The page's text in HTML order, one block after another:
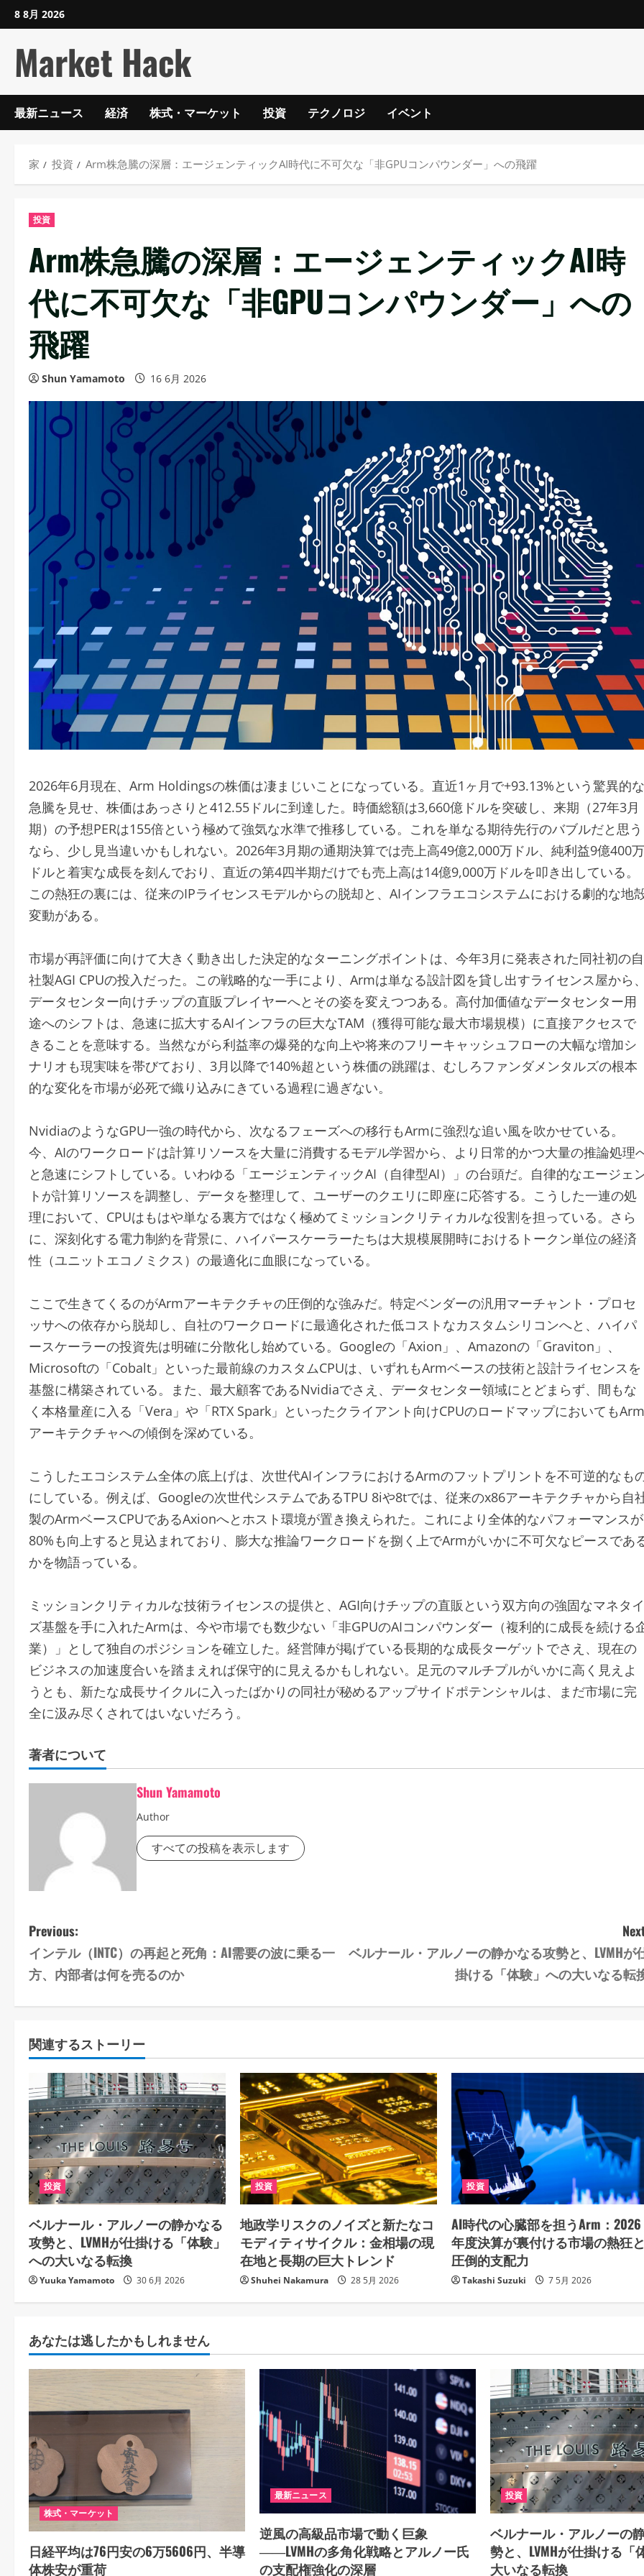
ン
8 8月 2026
Market Hack
最新ニュース 経済 株式・マーケット 投資 テクノロジ イベント
家 投資 Arm株急騰の深層：エージェンティックAI時代に不可欠な「非GPUコンパウンダー」への飛躍
投資
Arm株急騰の深層：エージェンティックAI時
代に不可欠な「非GPUコンパウンダー」への
飛躍
Shun Yamamoto 16 6月 2026
2026年6月現在、Arm Holdingsの株価は凄まじいことになっている。直近1ヶ月で+93.13%という驚異的な
急騰を見せ、株価はあっさりと412.55ドルに到達した。時価総額は3,660億ドルを突破し、来期（27年3月
期）の予想PERは155倍という極めて強気な水準で推移している。これを単なる期待先行のバブルだと思う
なら、少し見当違いかもしれない。2026年3月期の通期決算では売上高49億2,000万ドル、純利益9億400万
ドルと着実な成長を刻んでおり、直近の第4四半期だけでも売上高は14億9,000万ドルを叩き出している。
この熱狂の裏には、従来のIPライセンスモデルからの脱却と、AIインフラエコシステムにおける劇的な地
変動がある。
市場が再評価に向けて大きく動き出した決定的なターニングポイントは、今年3月に発表された同社初の自
社製AGI CPUの投入だった。この戦略的な一手により、Armは単なる設計図を貸し出すライセンス屋から
データセンター向けチップの直販プレイヤーへとその姿を変えつつある。高付加価値なデータセンター用
途へのシフトは、急速に拡大するAIインフラの巨大なTAM（獲得可能な最大市場規模）に直接アクセスで
きることを意味する。当然ながら利益率の爆発的な向上や将来のフリーキャッシュフローの大幅な増加シ
ナリオも現実味を帯びており、3月以降で140%超という株価の跳躍は、むしろファンダメンタルズの根本
的な変化を市場が必死で織り込みにきている過程に過ぎない。
NvidiaのようなGPU一強の時代から、次なるフェーズへの移行もArmに強烈な追い風を吹かせている。
今、AIのワークロードは計算リソースを大量に消費するモデル学習から、より日常的かつ大量の推論処理
と急速にシフトしている。いわゆる「エージェンティックAI（自律型AI）」の台頭だ。自律的なエージェ
トが計算リソースを調整し、データを整理して、ユーザーのクエリに即座に応答する。こうした一連の処
理において、CPUはもはや単なる裏方ではなく極めてミッションクリティカルな役割を担っている。さら
に、深刻化する電力制約を背景に、ハイパースケーラーたちは大規模展開時におけるトークン単位の経済
性（ユニットエコノミクス）の最適化に血眼になっている。
ここで生きてくるのがArmアーキテクチャの圧倒的な強みだ。特定ベンダーの汎用マーチャント・プロセ
ッサへの依存から脱却し、自社のワークロードに最適化された低コストなカスタムシリコンへと、ハイパ
ースケーラーの投資先は明確に分散化し始めている。Googleの「Axion」、Amazonの「Graviton」、
Microsoftの「Cobalt」といった最前線のカスタムCPUは、いずれもArmベースの技術と設計ライセンスを
基盤に構築されている。また、最大顧客であるNvidiaでさえ、データセンター領域にとどまらず、間もな
く本格量産に入る「Vera」や「RTX Spark」といったクライアント向けCPUのロードマップにおいてもArm
アーキテクチャへの傾倒を深めている。
こうしたエコシステム全体の底上げは、次世代AIインフラにおけるArmのフットプリントを不可逆的なも
にしている。例えば、Googleの次世代システムであるTPU 8iや8tでは、従来のx86アーキテクチャから自
製のArmベースCPUであるAxionへとホスト環境が置き換えられた。これにより全体的なパフォーマンスが
80%も向上すると見込まれており、膨大な推論ワークロードを捌く上でArmがいかに不可欠なピースであ
かを物語っている。
ミッションクリティカルな技術ライセンスの提供と、AGI向けチップの直販という双方向の強固なマネタイ
ズ基盤を手に入れたArmは、今や市場でも数少ない「非GPUのAIコンパウンダー（複利的に成長を続ける
業）」として独自のポジションを確立した。経営陣が掲げている長期的な成長ターゲットでさえ、現在の
ビジネスの加速度合いを踏まえれば保守的に見えるかもしれない。足元のマルチプルがいかに高く見えよ
うとも、新たな成長サイクルに入ったばかりの同社が秘めるアップサイドポテンシャルは、まだ市場に完
全に汲み尽くされてはいないだろう。
著者について
Shun Yamamoto
Author
すべての投稿を表示します
P
o
n
a
v
i
g
a
t
i
o
n
Previous:
インテル（INTC）の再起と死角：AI需要の波に乗る一
方、内部者は何を売るのか
ベルナール・アルノーの静かなる攻勢と、LVMHが
掛ける「体験」への大いなる転
関連するストーリー
投資
ベルナール・アルノーの静かなる
攻勢と、LVMHが仕掛ける「体験」
への大いなる転換
Yuuka Yamamoto 30 6月 2026
投資
地政学リスクのノイズと新たなコ
モディティサイクル：金相場の現
在地と長期の巨大トレンド
Shuhei Nakamura 28 5月 2026
投資
AI時代の心臓部を担うArm：2026
年度決算が裏付ける市場の熱狂
圧倒的支配力
Takashi Suzuki 7 5月 2026
あなたは逃したかもしれません
株式・マーケット
日経平均は76円安の6万5606円、半導
体株安が重荷
最新ニュース
逆風の高級品市場で動く巨象
――LVMHの多角化戦略とアルノー氏
の支配権強化の深層
投資
ベルナール・アルノーの
勢と、LVMHが仕掛ける「
大いなる転換